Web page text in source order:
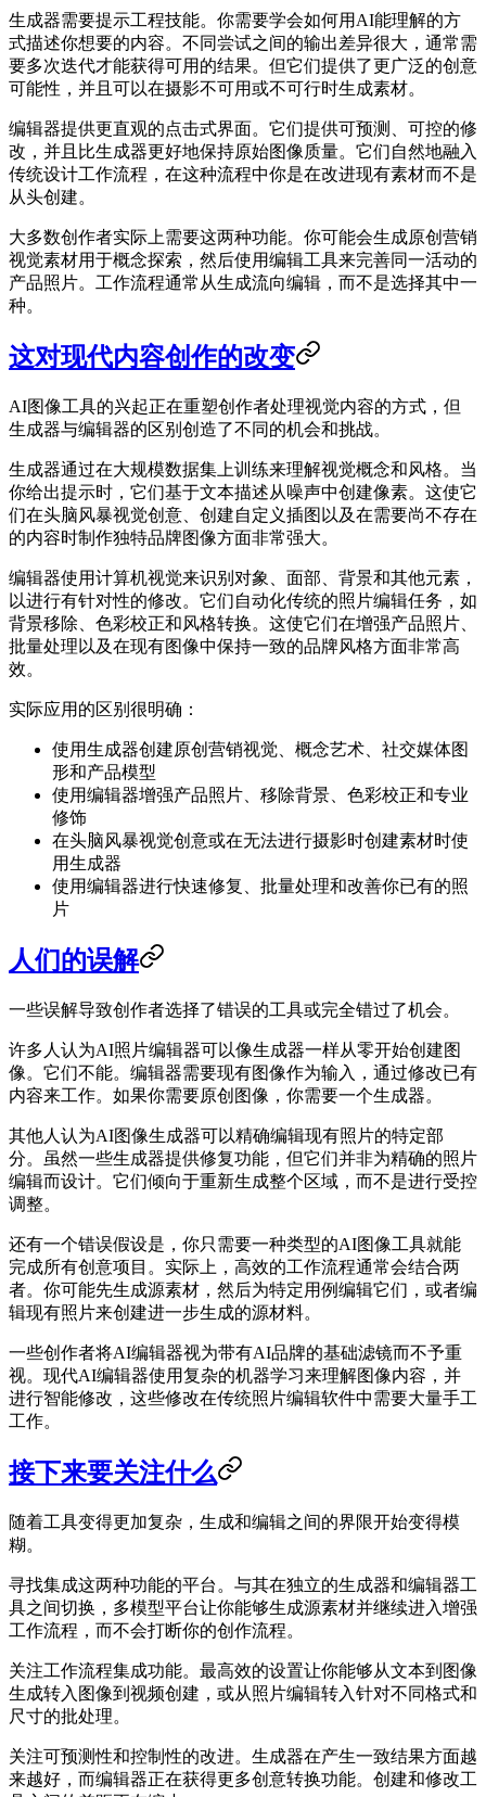
生成器需要提示工程技能。你需要学会如何用AI能理解的方
式描述你想要的内容。不同尝试之间的输出差异很大，通常需
要多次迭代才能获得可用的结果。但它们提供了更广泛的创意
可能性，并且可以在摄影不可用或不可行时生成素材。
编辑器提供更直观的点击式界面。它们提供可预测、可控的修
改，并且比生成器更好地保持原始图像质量。它们自然地融入
传统设计工作流程，在这种流程中你是在改进现有素材而不是
从头创建。
大多数创作者实际上需要这两种功能。你可能会生成原创营销
视觉素材用于概念探索，然后使用编辑工具来完善同一活动的
产品照片。工作流程通常从生成流向编辑，而不是选择其中一
种。
这对现代内容创作的改变
AI图像工具的兴起正在重塑创作者处理视觉内容的方式，但
生成器与编辑器的区别创造了不同的机会和挑战。
生成器通过在大规模数据集上训练来理解视觉概念和风格。当
你给出提示时，它们基于文本描述从噪声中创建像素。这使它
们在头脑风暴视觉创意、创建自定义插图以及在需要尚不存在
的内容时制作独特品牌图像方面非常强大。
编辑器使用计算机视觉来识别对象、面部、背景和其他元素，
以进行有针对性的修改。它们自动化传统的照片编辑任务，如
背景移除、色彩校正和风格转换。这使它们在增强产品照片、
批量处理以及在现有图像中保持一致的品牌风格方面非常高
效。
实际应用的区别很明确：
使用生成器创建原创营销视觉、概念艺术、社交媒体图
形和产品模型
使用编辑器增强产品照片、移除背景、色彩校正和专业
修饰
在头脑风暴视觉创意或在无法进行摄影时创建素材时使
用生成器
使用编辑器进行快速修复、批量处理和改善你已有的照
片
人们的误解
一些误解导致创作者选择了错误的工具或完全错过了机会。
许多人认为AI照片编辑器可以像生成器一样从零开始创建图
像。它们不能。编辑器需要现有图像作为输入，通过修改已有
内容来工作。如果你需要原创图像，你需要一个生成器。
其他人认为AI图像生成器可以精确编辑现有照片的特定部
分。虽然一些生成器提供修复功能，但它们并非为精确的照片
编辑而设计。它们倾向于重新生成整个区域，而不是进行受控
调整。
还有一个错误假设是，你只需要一种类型的AI图像工具就能
完成所有创意项目。实际上，高效的工作流程通常会结合两
者。你可能先生成源素材，然后为特定用例编辑它们，或者编
辑现有照片来创建进一步生成的源材料。
一些创作者将AI编辑器视为带有AI品牌的基础滤镜而不予重
视。现代AI编辑器使用复杂的机器学习来理解图像内容，并
进行智能修改，这些修改在传统照片编辑软件中需要大量手工
工作。
接下来要关注什么
随着工具变得更加复杂，生成和编辑之间的界限开始变得模
糊。
寻找集成这两种功能的平台。与其在独立的生成器和编辑器工
具之间切换，多模型平台让你能够生成源素材并继续进入增强
工作流程，而不会打断你的创作流程。
关注工作流程集成功能。最高效的设置让你能够从文本到图像
生成转入图像到视频创建，或从照片编辑转入针对不同格式和
尺寸的批处理。
关注可预测性和控制性的改进。生成器在产生一致结果方面越
来越好，而编辑器正在获得更多创意转换功能。创建和修改工